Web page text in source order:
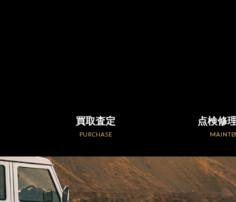
買取査定
PURCHASE
点検修